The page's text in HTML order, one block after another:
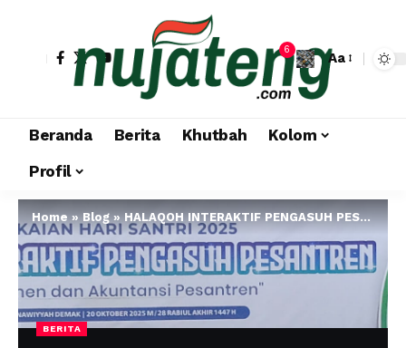
6
Aa
Beranda Berita Khutbah
Kolom
Profil
Home »Blog » HALAQOH INTERAKTIF PENGASUH PESANTREN: MANAJEMEN DAN AKUNTANSI PESANTREN
BERITA